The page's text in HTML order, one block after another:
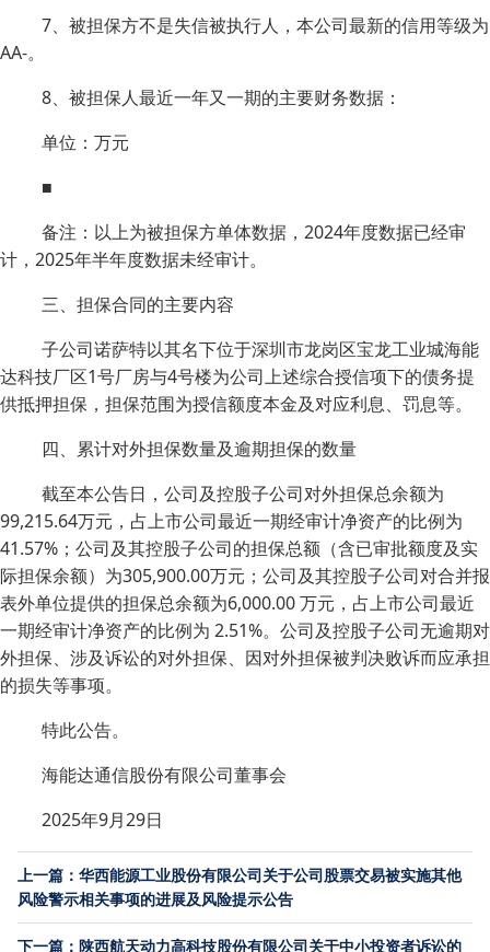
7、被担保方不是失信被执行人，本公司最新的信用等级为
AA-。
8、被担保人最近一年又一期的主要财务数据：
单位：万元
■
备注：以上为被担保方单体数据，2024年度数据已经审
计，2025年半年度数据未经审计。
三、担保合同的主要内容
子公司诺萨特以其名下位于深圳市龙岗区宝龙工业城海能
达科技厂区1号厂房与4号楼为公司上述综合授信项下的债务提
供抵押担保，担保范围为授信额度本金及对应利息、罚息等。
四、累计对外担保数量及逾期担保的数量
截至本公告日，公司及控股子公司对外担保总余额为
99,215.64万元，占上市公司最近一期经审计净资产的比例为
41.57%；公司及其控股子公司的担保总额（含已审批额度及实
际担保余额）为305,900.00万元；公司及其控股子公司对合并报
表外单位提供的担保总余额为6,000.00 万元，占上市公司最近
一期经审计净资产的比例为 2.51%。公司及控股子公司无逾期对
外担保、涉及诉讼的对外担保、因对外担保被判决败诉而应承担
的损失等事项。
特此公告。
海能达通信股份有限公司董事会
2025年9月29日
上一篇：华西能源工业股份有限公司关于公司股票交易被实施其他
风险警示相关事项的进展及风险提示公告
下一篇：陕西航天动力高科技股份有限公司关于中小投资者诉讼的